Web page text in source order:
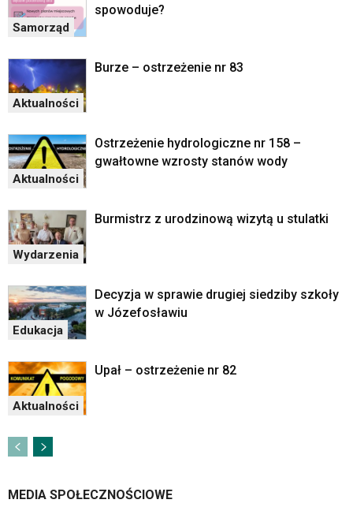
Samorząd
spowoduje?
Aktualności
Burze – ostrzeżenie nr 83
Aktualności
Ostrzeżenie hydrologiczne nr 158 –
gwałtowne wzrosty stanów wody
Wydarzenia
Burmistrz z urodzinową wizytą u stulatki
Edukacja
Decyzja w sprawie drugiej siedziby szkoły
w Józefosławiu
Aktualności
Upał – ostrzeżenie nr 82
MEDIA SPOŁECZNOŚCIOWE